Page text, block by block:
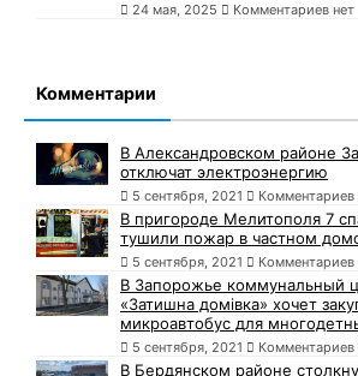
24 мая, 2025 Комментариев нет
Комментарии
В Александровском районе
отключат электроэнергию
5 сентября, 2021 Комментариев
В пригороде Мелитополя 7
тушили пожар в частном
5 сентября, 2021 Комментариев
В Запорожье коммунальный
«Затишна домівка» хочет
микроавтобус для
5 сентября, 2021 Комментариев
В Бердянском районе